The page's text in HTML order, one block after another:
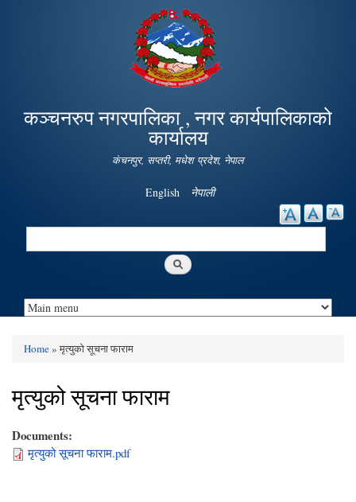
Skip to
main
content
कञ्चनरुप नगरपालिका , नगर कार्यपालिकाको
कार्यालय
कंचनपुर, सप्तरी, मधेश प्रदेश, नेपाल
English नेपाली
Search
You are here
Home» मृत्युको सूचना फाराम
मृत्युको सूचना फाराम
Documents:
मृत्युको सूचना फाराम.pdf